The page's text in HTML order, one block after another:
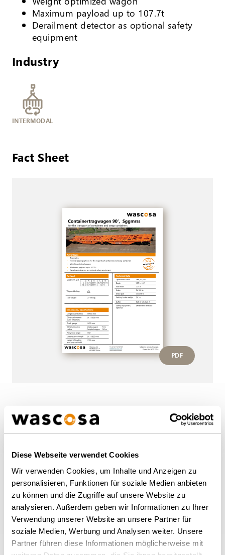
Diese Webseite verwendet Cookies
Wir verwenden Cookies, um Inhalte und Anzeigen zu
personalisieren, Funktionen für soziale Medien anbieten
zu können und die Zugriffe auf unsere Website zu
analysieren. Außerdem geben wir Informationen zu Ihrer
Verwendung unserer Website an unsere Partner für
soziale Medien, Werbung und Analysen weiter. Unsere
Partner führen diese Informationen möglicherweise mit
Maximum payload up to 107.7t
Derailment detector as optional safety
equipment
Industry
INTERMODAL
Fact Sheet
PDF
More wagons of this type
BACK TO OVERVIEW